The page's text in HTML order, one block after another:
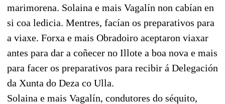
marimorena. Solaina e mais Vagalín non cabían en
si coa ledicia. Mentres, facían os preparativos para
a viaxe. Forxa e mais Obradoiro aceptaron viaxar
antes para dar a coñecer no Illote a boa nova e mais
para facer os preparativos para recibir á Delegación
da Xunta do Deza co Ulla.
Solaina e mais Vagalín, condutores do séquito,